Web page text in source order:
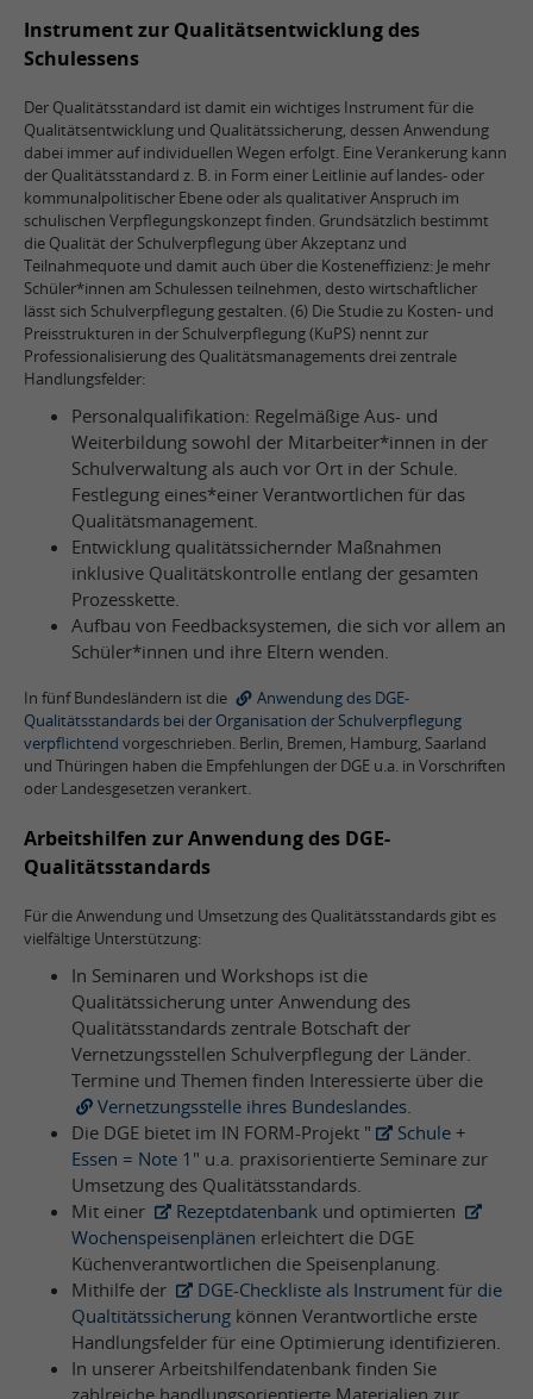
Instrument zur Qualitätsentwicklung des
Schulessens
Der Qualitätsstandard ist damit ein wichtiges Instrument für die
Qualitätsentwicklung und Qualitätssicherung, dessen Anwendung
dabei immer auf individuellen Wegen erfolgt. Eine Verankerung kann
der Qualitätsstandard z. B. in Form einer Leitlinie auf landes- oder
kommunalpolitischer Ebene oder als qualitativer Anspruch im
schulischen Verpflegungskonzept finden. Grundsätzlich bestimmt
die Qualität der Schulverpflegung über Akzeptanz und
Teilnahmequote und damit auch über die Kosteneffizienz: Je mehr
Schüler*innen am Schulessen teilnehmen, desto wirtschaftlicher
lässt sich Schulverpflegung gestalten. (6) Die Studie zu Kosten- und
Preisstrukturen in der Schulverpflegung (KuPS) nennt zur
Professionalisierung des Qualitätsmanagements drei zentrale
Handlungsfelder:
Personalqualifikation: Regelmäßige Aus- und
Weiterbildung sowohl der Mitarbeiter*innen in der
Schulverwaltung als auch vor Ort in der Schule.
Festlegung eines*einer Verantwortlichen für das
Qualitätsmanagement.
Entwicklung qualitätssichernder Maßnahmen
inklusive Qualitätskontrolle entlang der gesamten
Prozesskette.
Aufbau von Feedbacksystemen, die sich vor allem an
Schüler*innen und ihre Eltern wenden.
In fünf Bundesländern ist die
Anwendung des DGE-
Qualitätsstandards bei der Organisation der Schulverpflegung
verpflichtend vorgeschrieben. Berlin, Bremen, Hamburg, Saarland
und Thüringen haben die Empfehlungen der DGE u.a. in Vorschriften
oder Landesgesetzen verankert.
Arbeitshilfen zur Anwendung des DGE-
Qualitätsstandards
Für die Anwendung und Umsetzung des Qualitätsstandards gibt es
vielfältige Unterstützung:
In Seminaren und Workshops ist die
Qualitätssicherung unter Anwendung des
Qualitätsstandards zentrale Botschaft der
Vernetzungsstellen Schulverpflegung der Länder.
Termine und Themen finden Interessierte über die
Vernetzungsstelle ihres Bundeslandes.
Die DGE bietet im IN FORM-Projekt "
Schule +
Essen = Note 1 " u.a. praxisorientierte Seminare zur
Umsetzung des Qualitätsstandards.
Mit einer
Rezeptdatenbank und optimierten
Wochenspeisenplänen erleichtert die DGE
Küchenverantwortlichen die Speisenplanung.
Mithilfe der
DGE-Checkliste als Instrument für die
Qualtitätssicherung können Verantwortliche erste
Handlungsfelder für eine Optimierung identifizieren.
In unserer Arbeitshilfendatenbank finden Sie
zahlreiche handlungsorientierte Materialien zur